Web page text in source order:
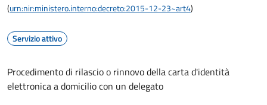
(urn:nir:ministero.interno:decreto:2015-12-23~art4)
Servizio attivo
Procedimento di rilascio o rinnovo della carta d'identità
elettronica a domicilio con un delegato